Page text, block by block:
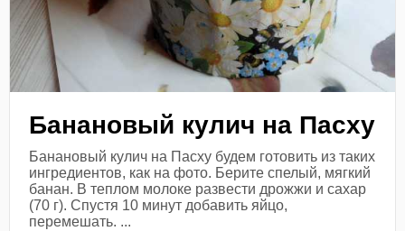
Банановый кулич на Пасху
Банановый кулич на Пасху будем готовить из таких
ингредиентов, как на фото. Берите спелый, мягкий
банан. В теплом молоке развести дрожжи и сахар
(70 г). Спустя 10 минут добавить яйцо,
перемешать. ...